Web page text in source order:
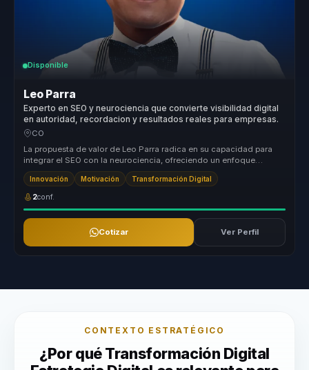
Disponible
Leo Parra
Experto en SEO y neurociencia que convierte visibilidad digital
en autoridad, recordacion y resultados reales para empresas.
CO
La propuesta de valor de Leo Parra radica en su capacidad para
integrar el SEO con la neurociencia, ofreciendo un enfoque
holístico que t...
Innovación Motivación Transformación Digital
2conf.
Cotizar Ver Perfil
CONTEXTO ESTRATÉGICO
¿Por qué Transformación Digital